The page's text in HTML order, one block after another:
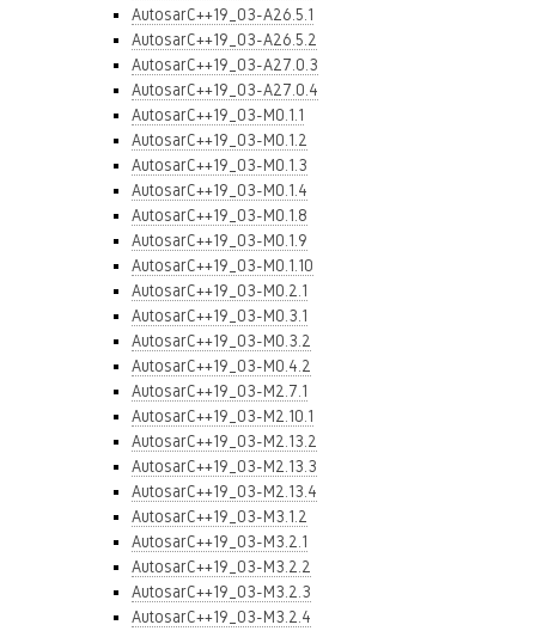
AutosarC++19_03-A26.5.1
AutosarC++19_03-A26.5.2
AutosarC++19_03-A27.0.3
AutosarC++19_03-A27.0.4
AutosarC++19_03-M0.1.1
AutosarC++19_03-M0.1.2
AutosarC++19_03-M0.1.3
AutosarC++19_03-M0.1.4
AutosarC++19_03-M0.1.8
AutosarC++19_03-M0.1.9
AutosarC++19_03-M0.1.10
AutosarC++19_03-M0.2.1
AutosarC++19_03-M0.3.1
AutosarC++19_03-M0.3.2
AutosarC++19_03-M0.4.2
AutosarC++19_03-M2.7.1
AutosarC++19_03-M2.10.1
AutosarC++19_03-M2.13.2
AutosarC++19_03-M2.13.3
AutosarC++19_03-M2.13.4
AutosarC++19_03-M3.1.2
AutosarC++19_03-M3.2.1
AutosarC++19_03-M3.2.2
AutosarC++19_03-M3.2.3
AutosarC++19_03-M3.2.4